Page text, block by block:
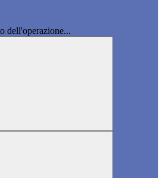
dell'operazione...